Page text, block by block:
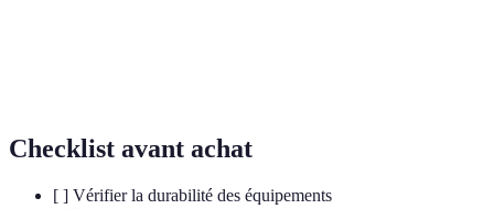
Checklist avant achat
[ ] Vérifier la durabilité des équipements